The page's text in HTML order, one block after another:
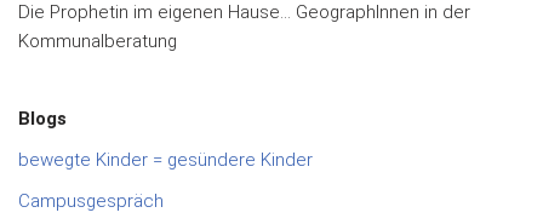
Die Prophetin im eigenen Hause… GeographInnen in der
Kommunalberatung
Blogs
bewegte Kinder = gesündere Kinder
Campusgespräch